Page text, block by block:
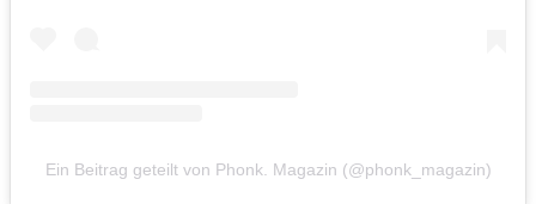
Ein Beitrag geteilt von Phonk. Magazin (@phonk_magazin)